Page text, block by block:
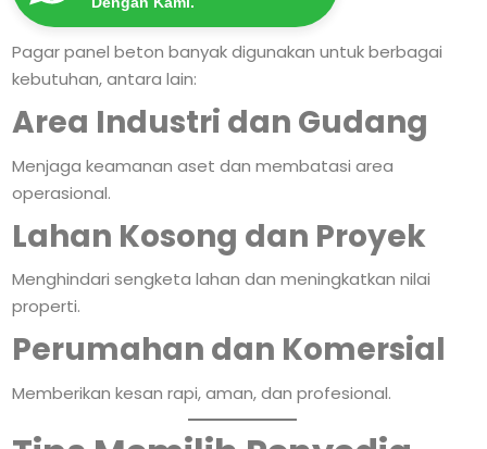
Pagar panel beton banyak digunakan untuk berbagai
kebutuhan, antara lain:
Area Industri dan Gudang
Menjaga keamanan aset dan membatasi area
operasional.
Lahan Kosong dan Proyek
Menghindari sengketa lahan dan meningkatkan nilai
properti.
Perumahan dan Komersial
Memberikan kesan rapi, aman, dan profesional.